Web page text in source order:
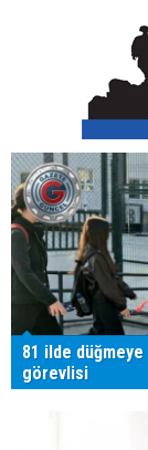
81 ilde düğmeye
görevlisi